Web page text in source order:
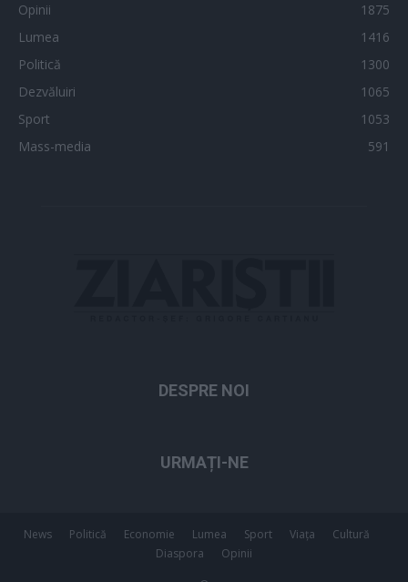
Opinii
1875
Lumea
1416
Politică
1300
Dezvăluiri
1065
Sport
1053
Mass-media
591
DESPRE NOI
URMAȚI-NE
News Politică Economie Lumea Sport Viața
Cultură
Diaspora
Opinii